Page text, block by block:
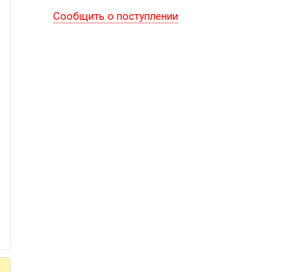
Сообщить о поступлении